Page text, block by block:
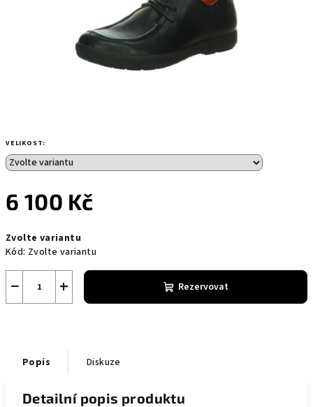
VELIKOST:
6 100 Kč
cena:
Zvolte variantu
Kód: Zvolte variantu
+
− Rezervovat
Popis Diskuze
Detailní popis produktu